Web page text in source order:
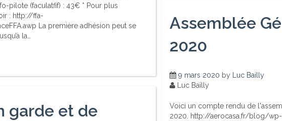
pilote (faculatfif) : 43€ * Pour plus
: http://ffa-
La première adhésion peut se
la…
Assemblée
2020
9 mars 2020 by Luc Bailly
Luc Bailly
Voici un compte rendu de
2020. http://aerocasa.fr/blog/wp-
garde et de